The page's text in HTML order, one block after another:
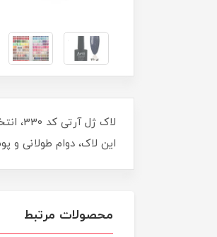
لاک
این لاک، دوام طولانی
محصولات مرتبط